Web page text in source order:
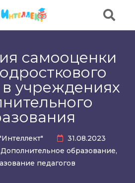
самооценки
в учреждениях
31.08.2023
Дополнительное образование,
педагогов